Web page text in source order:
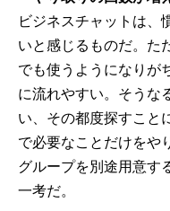
ビジネスチャットは、
いと感じるものだ。た
でも使うようになりが
に流れやすい。そうな
い、その都度探すこと
で必要なことだけをや
グループを別途用意す
一考だ。